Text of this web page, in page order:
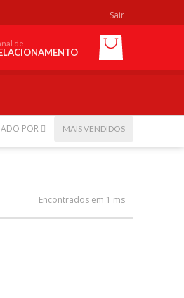
Sair
de
POR MAIS VENDIDOS
Encontrados em 1 ms